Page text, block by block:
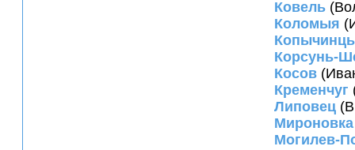
Ковель
Коломыя
Корсунь-
Косов
Кременчуг
Липовец
Мироновка
Могилев-